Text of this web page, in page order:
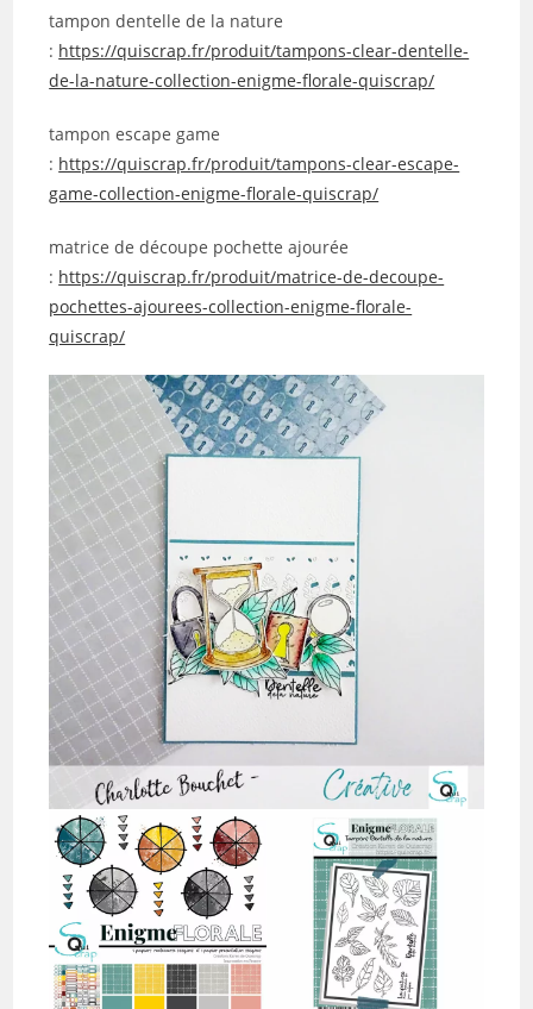
tampon dentelle de la nature
: https://quiscrap.fr/produit/tampons-clear-dentelle-
de-la-nature-collection-enigme-florale-quiscrap/
tampon escape game
: https://quiscrap.fr/produit/tampons-clear-escape-
game-collection-enigme-florale-quiscrap/
matrice de découpe pochette ajourée
: https://quiscrap.fr/produit/matrice-de-decoupe-
pochettes-ajourees-collection-enigme-florale-
quiscrap/